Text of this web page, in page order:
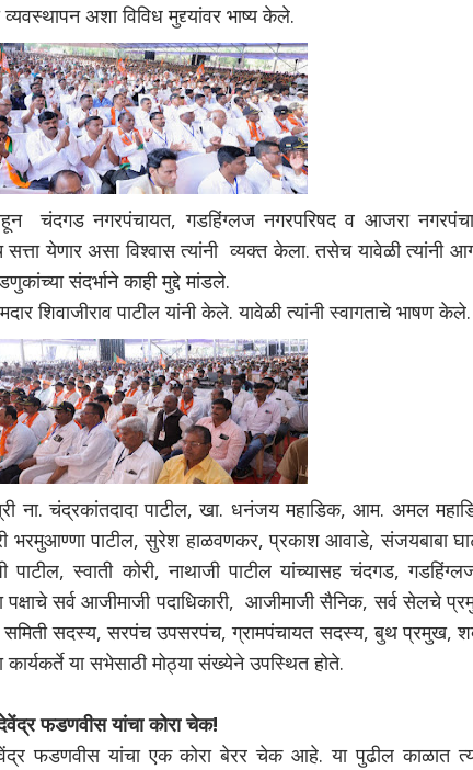
अशा विविध मुद्द्यांवर भाष्य केले.
चंदगड नगरपंचायत, गडहिंग्लज नगरपरिषद व आजरा
येणार असा विश्वास त्यांनी व्यक्त केला. तसेच यावेळी त्यांनी
संदर्भाने काही मुद्दे मांडले.
शिवाजीराव पाटील यांनी केले. यावेळी त्यांनी स्वागताचे भाषण केले.
ना. चंद्रकांतदादा पाटील, खा. धनंजय महाडिक, आम. अमल
भरमुआण्णा पाटील, सुरेश हाळवणकर, प्रकाश आवाडे, संजयबाबा
स्वाती कोरी, नाथाजी पाटील यांच्यासह चंदगड,
सर्व आजीमाजी पदाधिकारी, आजीमाजी सैनिक, सर्व सेलचे
समिती सदस्य, सरपंच उपसरपंच, ग्रामपंचायत सदस्य, बुथ प्रमुख,
या सभेसाठी मोठ्या संख्येने उपस्थित होते.
देवेंद्र फडणवीस यांचा कोरा चेक!
फडणवीस यांचा एक कोरा बेरर चेक आहे. या पुढील काळात